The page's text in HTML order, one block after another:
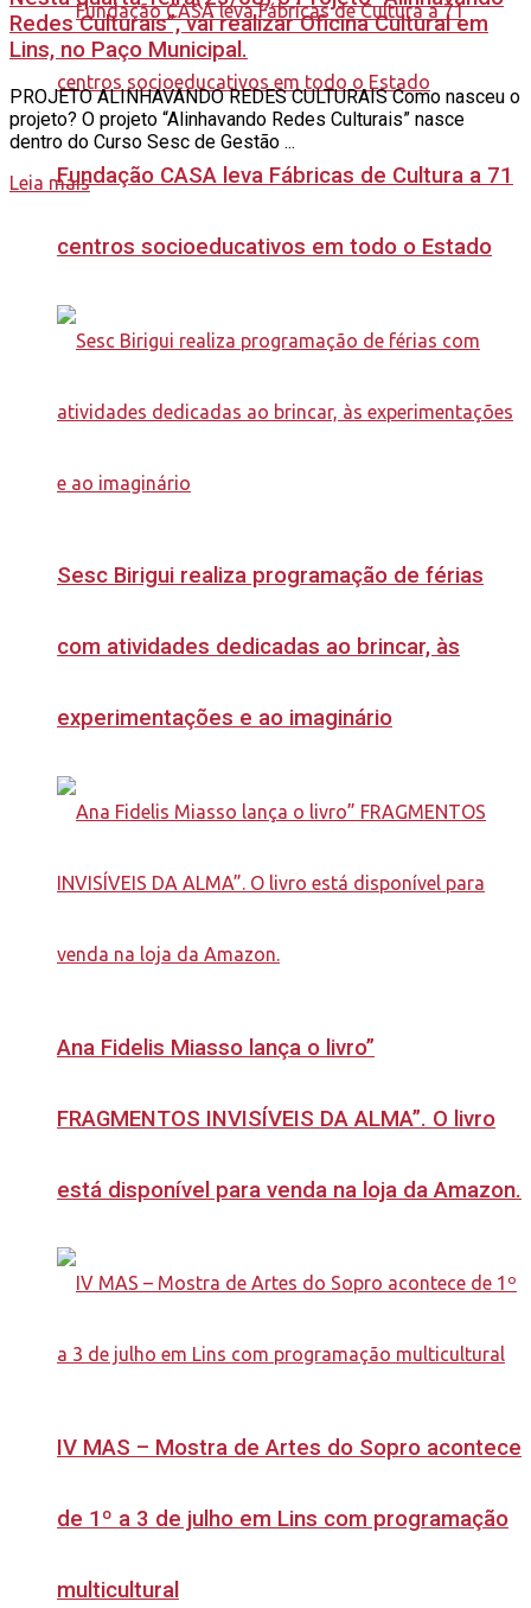
Fundação CASA leva Fábricas de Cultura a 71
centros socioeducativos em todo o Estado
Sesc Birigui realiza programação de férias
com atividades dedicadas ao brincar, às
experimentações e ao imaginário
Ana Fidelis Miasso lança o livro”
FRAGMENTOS INVISÍVEIS DA ALMA”. O livro
está disponível para venda na loja da Amazon.
IV MAS – Mostra de Artes do Sopro acontece
de 1º a 3 de julho em Lins com programação
multicultural
Redes Culturais”, vai realizar Oficina Cultural em
Lins, no Paço Municipal.
PROJETO ALINHAVANDO REDES CULTURAIS Como nasceu o
projeto? O projeto “Alinhavando Redes Culturais” nasce
dentro do Curso Sesc de Gestão ...
Leia mais